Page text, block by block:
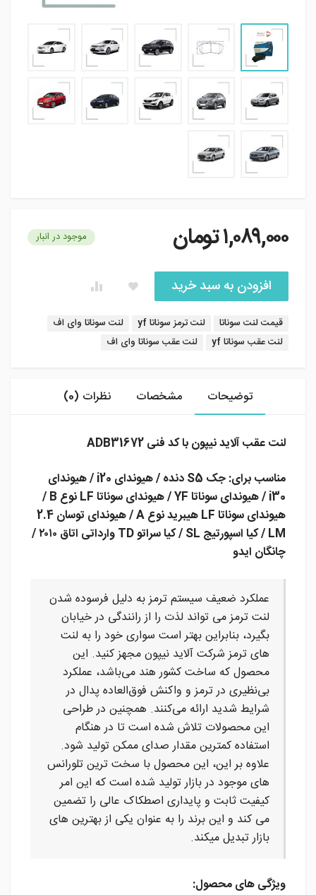
۱,۰۸۹,۰۰۰تومان موجود در انبار
افزودن به سبد خرید
برچسب:
قیمت لنت سوناتا لنت ترمز سوناتا yf
لنت سوناتا وای اف
لنت عقب سوناتا yf
لنت عقب سوناتا وای اف
توضیحات مشخصات نظرات (0)
لنت عقب آلاید نیپون با کد فنی ADB31672
مناسب برای: جک S5 دنده / هیوندای i20 / هیوندای
i30 / هیوندای سوناتا YF / هیوندای سوناتا LF نوع B /
هیوندای سوناتا LF هیبرید نوع A / هیوندای توسان 2.4
LM / کیا اسپورتیج SL / کیا سراتو TD وارداتی اتاق ۲۰۱۰ /
چانگان ایدو
عملکرد ضعیف سیستم ترمز به دلیل فرسوده شدن
لنت ترمز می تواند لذت را از رانندگی در خیابان
بگیرد، بنابراین بهتر است سواری خود را به لنت
های ترمز شرکت آلاید نیپون مجهز کنید. این
محصول که ساخت کشور هند می‌باشد، عملکرد
بی‌نظیری در ترمز و واکنش فوق‌العاده پدال در
شرایط شدید ارائه می‌کنند. همچنین در طراحی
این محصولات تلاش شده است تا در هنگام
استفاده کمترین مقدار صدای ممکن تولید شود.
علاوه بر این، این محصول با سخت ترین تلورانس
های موجود در بازار تولید شده است که این امر
کیفیت ثابت و پایداری اصطکاک عالی را تضمین
می کند و این برند را به عنوان یکی از بهترین های
بازار تبدیل میکند.
ویژگی های محصول: